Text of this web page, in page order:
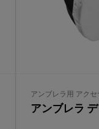
アンブレラ用 アクセ
アンブレラ